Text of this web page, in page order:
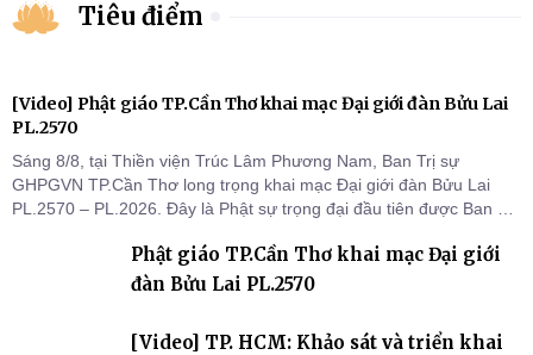
Tiêu điểm
[Video] Phật giáo TP.Cần Thơ khai mạc Đại giới đàn Bửu Lai
PL.2570
Sáng 8/8, tại Thiền viện Trúc Lâm Phương Nam, Ban Trị sự
GHPGVN TP.Cần Thơ long trọng khai mạc Đại giới đàn Bửu Lai
PL.2570 – PL.2026. Đây là Phật sự trọng đại đầu tiên được Ban Trị
thứ I, thể hiện sự quan tâm đối với công tác truyền giới, đào tạo
Tăng tài và tiếp nối mạng mạch Tăng-g
Phật giáo TP.Cần Thơ khai mạc Đại giới
đàn Bửu Lai PL.2570
[Video] TP. HCM: Khảo sát và triển khai